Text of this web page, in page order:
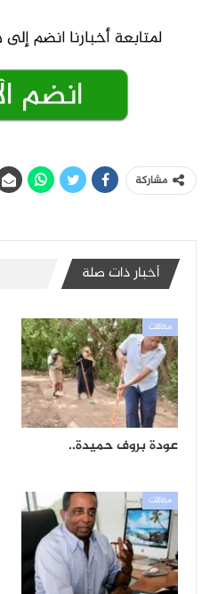
مشاركة
أخبار ذات صلة
مقالات
عودة بروف حميدة..
مقالات